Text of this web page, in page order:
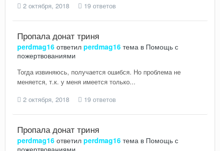
2 октября, 2018
19 ответов
Пропала донат триня
perdmag16 ответил perdmag16 тема в Помощь с
пожертвованиями
Тогда извиняюсь, получается ошибся. Но проблема не
меняется, т.к. у меня имеется только...
2 октября, 2018
19 ответов
Пропала донат триня
perdmag16 ответил perdmag16 тема в Помощь с
пожертвованиями